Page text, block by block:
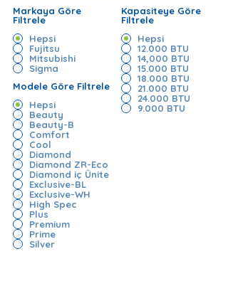
Markaya Göre
Filtrele
Hepsi
Fujitsu
Mitsubishi
Sigma
Modele Göre Filtrele
Hepsi
Beauty
Beauty-B
Comfort
Cool
Diamond
Diamond ZR-Eco
Diamond iç Ünite
Exclusive-BL
Exclusive-WH
High Spec
Plus
Premium
Prime
Silver
Kapasiteye Göre
Filtrele
Hepsi
12.000 BTU
14,000 BTU
15.000 BTU
18.000 BTU
21.000 BTU
24.000 BTU
9.000 BTU